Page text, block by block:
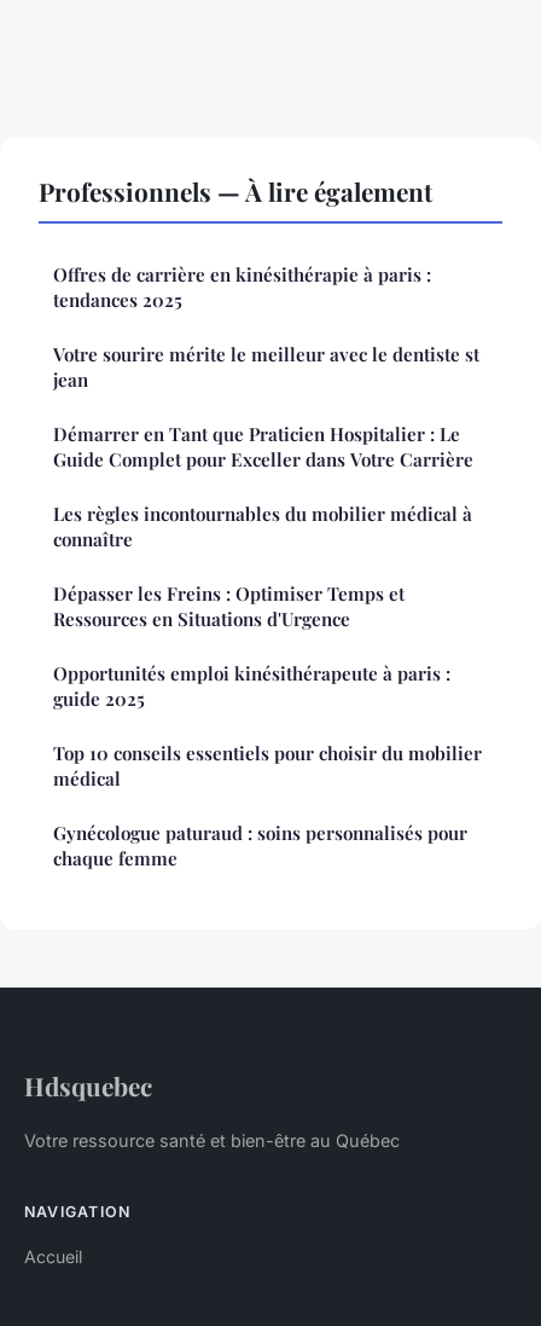
Professionnels — À lire également
Offres de carrière en kinésithérapie à paris :
tendances 2025
Votre sourire mérite le meilleur avec le dentiste st
jean
Démarrer en Tant que Praticien Hospitalier : Le
Guide Complet pour Exceller dans Votre Carrière
Les règles incontournables du mobilier médical à
connaître
Dépasser les Freins : Optimiser Temps et
Ressources en Situations d'Urgence
Opportunités emploi kinésithérapeute à paris :
guide 2025
Top 10 conseils essentiels pour choisir du mobilier
médical
Gynécologue paturaud : soins personnalisés pour
chaque femme
Hdsquebec
Votre ressource santé et bien-être au Québec
NAVIGATION
Accueil